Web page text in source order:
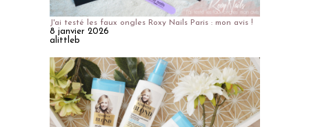
J'ai testé les faux ongles Roxy Nails Paris : mon avis !
8 janvier 2026
alittleb